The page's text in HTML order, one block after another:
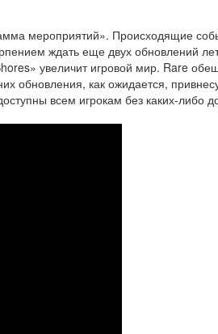
мероприятий». Происходящие
ждать еще двух обновлений
увеличит игровой мир. Rare
обновления, как ожидается,
всем игрокам без каких-либо